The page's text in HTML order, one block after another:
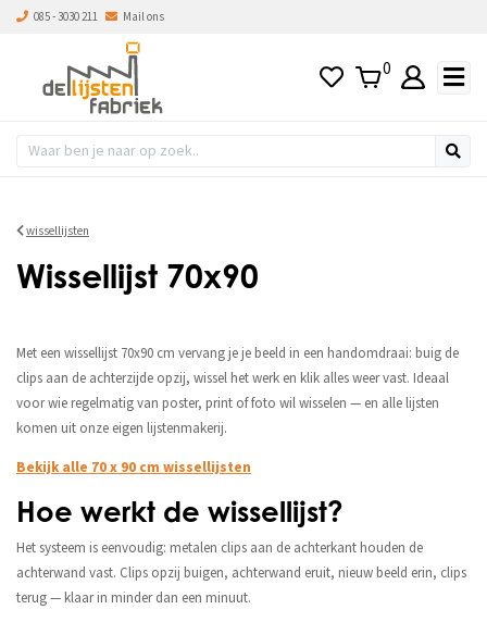
085 - 3030 211 Mail ons
0
wissellijsten
Wissellijst 70x90
Met een wissellijst 70x90 cm vervang je je beeld in een handomdraai: buig de
clips aan de achterzijde opzij, wissel het werk en klik alles weer vast. Ideaal
voor wie regelmatig van poster, print of foto wil wisselen — en alle lijsten
komen uit onze eigen lijstenmakerij.
Bekijk alle 70 x 90 cm wissellijsten
Hoe werkt de wissellijst?
Het systeem is eenvoudig: metalen clips aan de achterkant houden de
achterwand vast. Clips opzij buigen, achterwand eruit, nieuw beeld erin, clips
terug — klaar in minder dan een minuut.